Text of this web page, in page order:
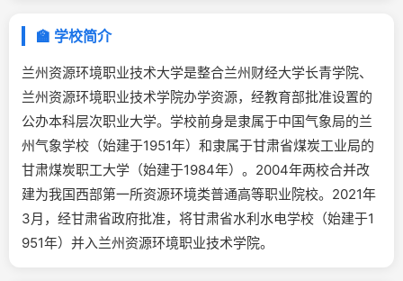
🏫 学校简介
兰州资源环境职业技术大学是整合兰州财经大学长青学院、
兰州资源环境职业技术学院办学资源，经教育部批准设置的
公办本科层次职业大学。学校前身是隶属于中国气象局的兰
州气象学校（始建于1951年）和隶属于甘肃省煤炭工业局的
甘肃煤炭职工大学（始建于1984年）。2004年两校合并改
建为我国西部第一所资源环境类普通高等职业院校。2021年
3月，经甘肃省政府批准，将甘肃省水利水电学校（始建于1
951年）并入兰州资源环境职业技术学院。